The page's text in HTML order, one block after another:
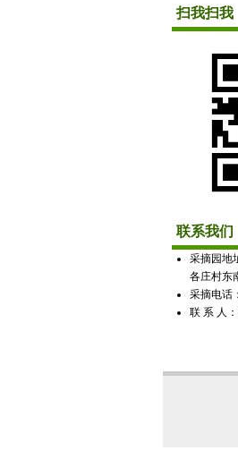
扫我扫我
联系我们
采摘园地
各庄村东
采摘电话：
联 系 人